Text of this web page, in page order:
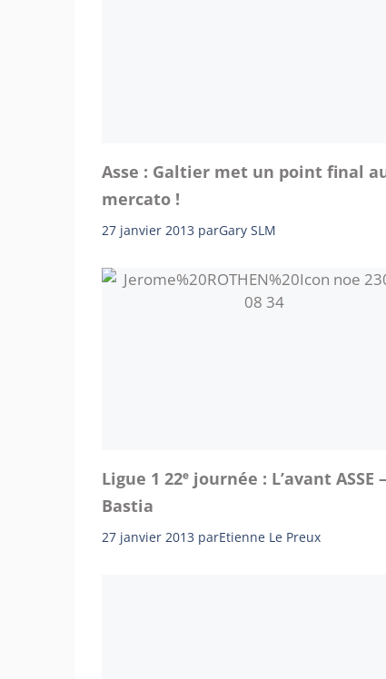
Asse : Galtier met un point final
mercato !
27 janvier 2013 parGary SLM
Ligue 1 22ᵉ journée : L’avant ASSE
Bastia
27 janvier 2013 parEtienne Le Preux